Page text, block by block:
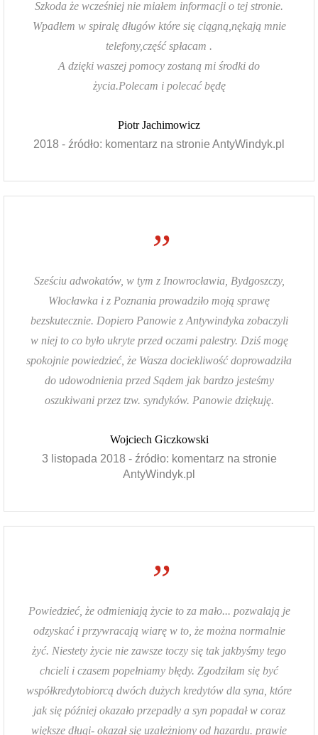
Szkoda że wcześniej nie miałem informacji o tej stronie.
Wpadłem w spiralę długów które się ciągną,nękają mnie
telefony,część spłacam .
A dzięki waszej pomocy zostaną mi środki do
życia.Polecam i polecać będę
Piotr Jachimowicz
2018 - źródło: komentarz na stronie AntyWindyk.pl
”
Sześciu adwokatów, w tym z Inowrocławia, Bydgoszczy,
Włocławka i z Poznania prowadziło moją sprawę
bezskutecznie. Dopiero Panowie z Antywindyka zobaczyli
w niej to co było ukryte przed oczami palestry. Dziś mogę
spokojnie powiedzieć, że Wasza dociekliwość doprowadziła
do udowodnienia przed Sądem jak bardzo jesteśmy
oszukiwani przez tzw. syndyków. Panowie dziękuję.
Wojciech Giczkowski
3 listopada 2018 - źródło: komentarz na stronie
AntyWindyk.pl
”
Powiedzieć, że odmieniają życie to za mało... pozwalają je
odzyskać i przywracają wiarę w to, że można normalnie
żyć. Niestety życie nie zawsze toczy się tak jakbyśmy tego
chcieli i czasem popełniamy błędy. Zgodziłam się być
współkredytobiorcą dwóch dużych kredytów dla syna, które
jak się później okazało przepadły a syn popadał w coraz
większe długi- okazał się uzależniony od hazardu. prawie